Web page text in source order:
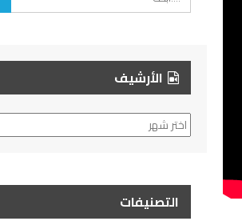
الأرشيف
الأرشيف
التصنيفات